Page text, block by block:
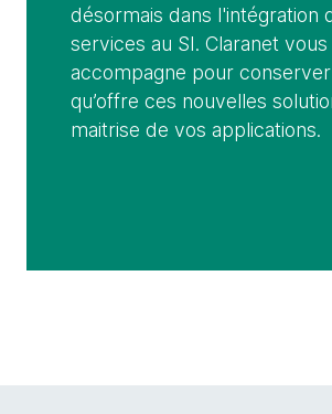
désormais dans l'intégration
services au SI. Claranet vous
accompagne pour conserver
qu’offre ces nouvelles
maitrise de vos applications.